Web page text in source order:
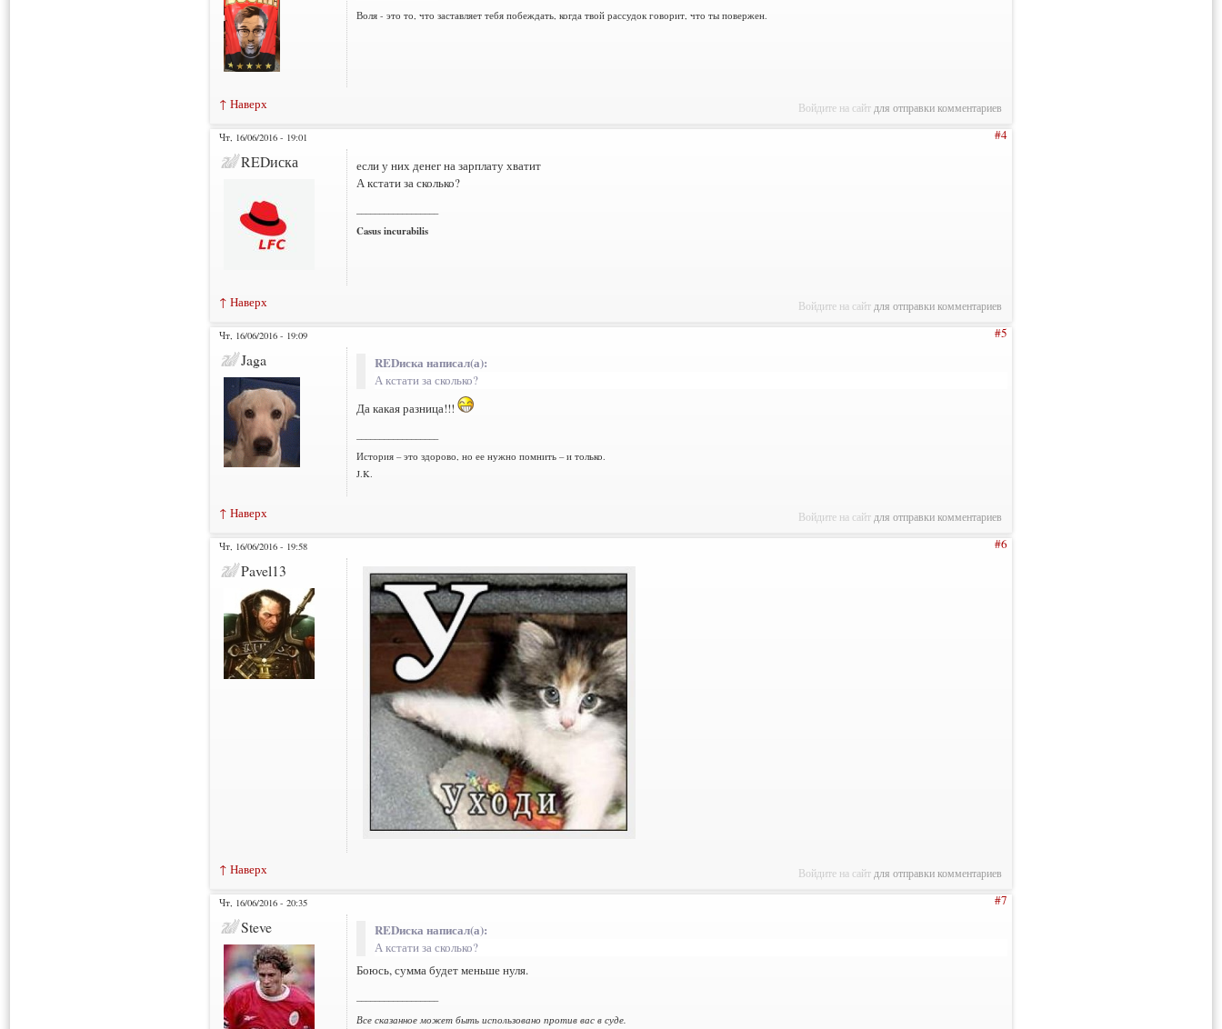
Воля - это то, что заставляет тебя побеждать, когда твой рассудок говорит, что ты повержен.
↑ Наверх Войдите на сайт для отправки комментариев
Чт, 16/06/2016 - 19:01 #4
REDиска
если у них денег на зарплату хватит
А кстати за сколько?
Casus incurabilis
↑ Наверх Войдите на сайт для отправки комментариев
Чт, 16/06/2016 - 19:09 #5
Jaga REDиска написал(а):
А кстати за сколько?
Да какая разница!!!
История – это здорово, но ее нужно помнить – и только.
J.K.
↑ Наверх Войдите на сайт для отправки комментариев
Чт, 16/06/2016 - 19:58 #6
Pavel13
↑ Наверх Войдите на сайт для отправки комментариев
Чт, 16/06/2016 - 20:35 #7
Steve REDиска написал(а):
А кстати за сколько?
Боюсь, сумма будет меньше нуля.
Все сказанное может быть использовано против вас в суде.